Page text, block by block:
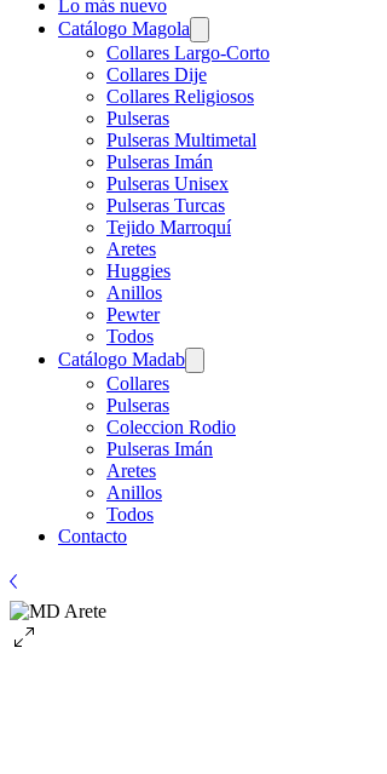
Lo más nuevo
Catálogo Magola
Collares Largo-Corto
Collares Dije
Collares Religiosos
Pulseras
Pulseras Multimetal
Pulseras Imán
Pulseras Unisex
Pulseras Turcas
Tejido Marroquí
Aretes
Huggies
Anillos
Pewter
Todos
Catálogo Madab
Collares
Pulseras
Coleccion Rodio
Pulseras Imán
Aretes
Anillos
Todos
Contacto